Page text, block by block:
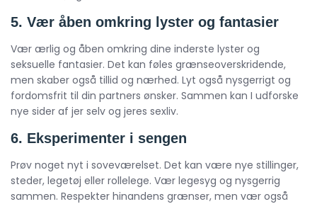
5. Vær åben omkring lyster og fantasier
Vær ærlig og åben omkring dine inderste lyster og
seksuelle fantasier. Det kan føles grænseoverskridende,
men skaber også tillid og nærhed. Lyt også nysgerrigt og
fordomsfrit til din partners ønsker. Sammen kan I udforske
nye sider af jer selv og jeres sexliv.
6. Eksperimenter i sengen
Prøv noget nyt i soveværelset. Det kan være nye stillinger,
steder, legetøj eller rollelege. Vær legesyg og nysgerrig
sammen. Respekter hinandens grænser, men vær også